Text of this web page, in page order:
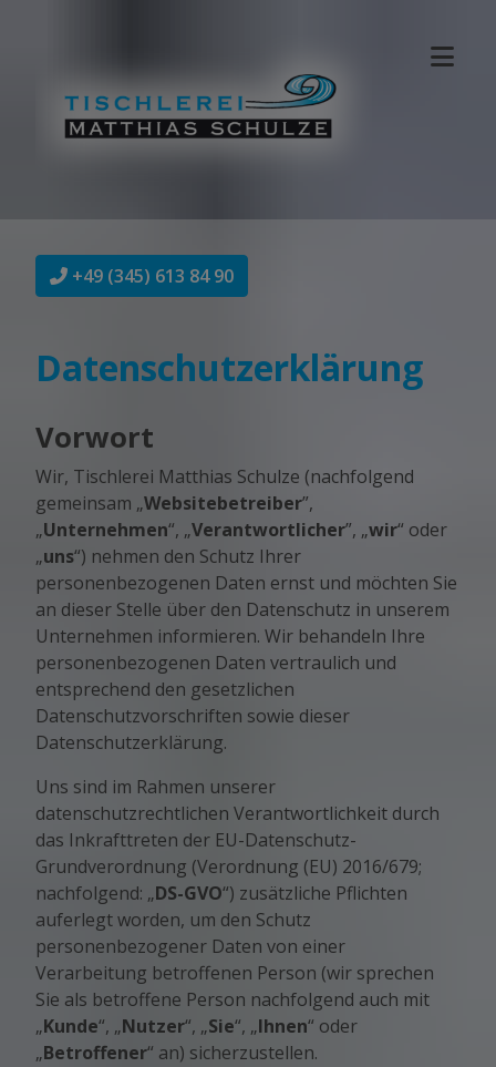
+49 (345) 613 84 90
Datenschutzerklärung
Vorwort
Wir, Tischlerei Matthias Schulze (nachfolgend
gemeinsam „Websitebetreiber”,
„Unternehmen“, „Verantwortlicher”, „wir“ oder
„uns“) nehmen den Schutz Ihrer
personenbezogenen Daten ernst und möchten Sie
an dieser Stelle über den Datenschutz in unserem
Unternehmen informieren. Wir behandeln Ihre
personenbezogenen Daten vertraulich und
entsprechend den gesetzlichen
Datenschutzvorschriften sowie dieser
Datenschutzerklärung.
Uns sind im Rahmen unserer
datenschutzrechtlichen Verantwortlichkeit durch
das Inkrafttreten der EU-Datenschutz-
Grundverordnung (Verordnung (EU) 2016/679;
nachfolgend: „DS-GVO“) zusätzliche Pflichten
auferlegt worden, um den Schutz
personenbezogener Daten von einer
Verarbeitung betroffenen Person (wir sprechen
Sie als betroffene Person nachfolgend auch mit
„Kunde“, „Nutzer“, „Sie“, „Ihnen“ oder
„Betroffener“ an) sicherzustellen.